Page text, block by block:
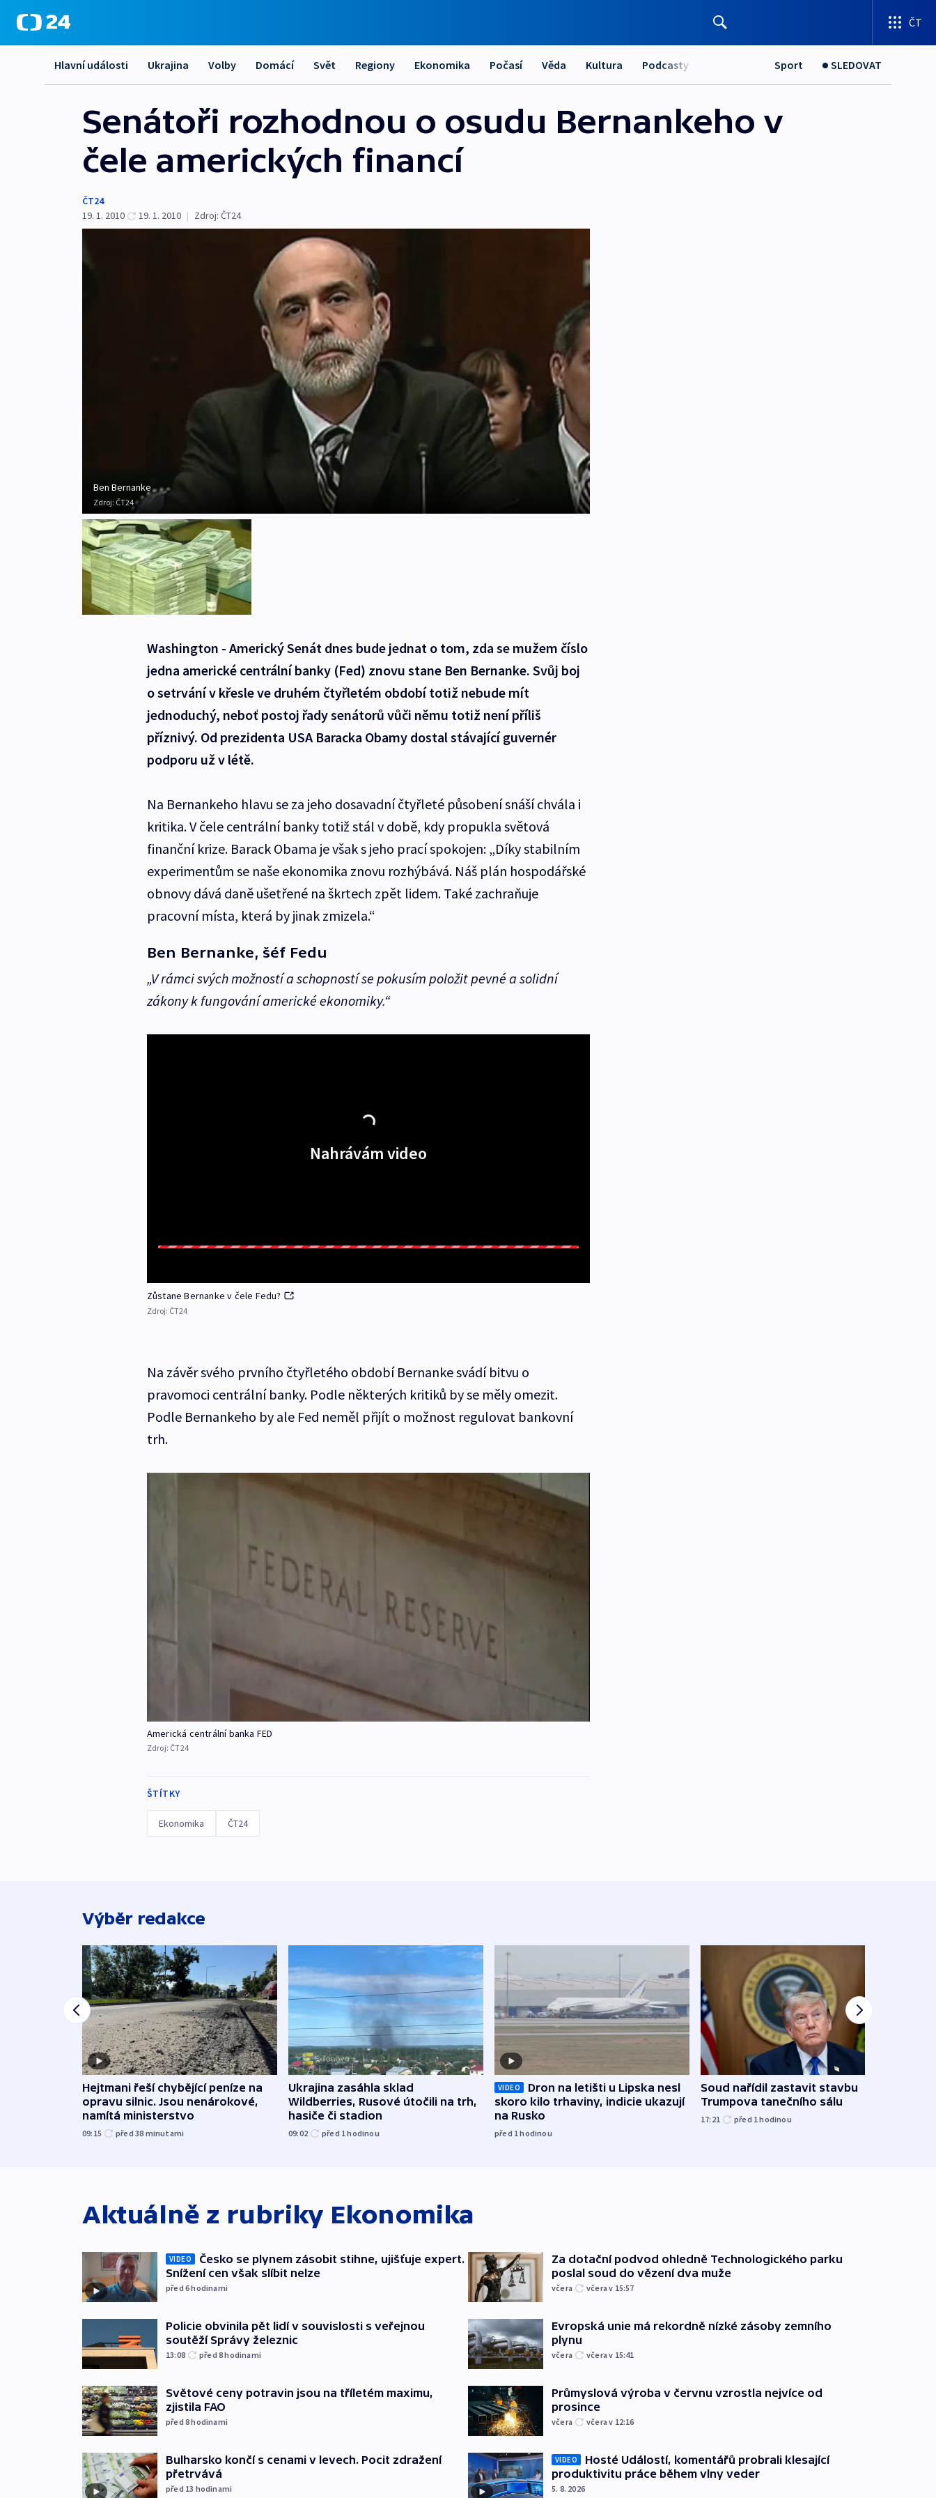
ČT
Hlavní události Ukrajina Volby Domácí Svět Regiony Ekonomika Počasí Věda Kultura Podcasty Sport SLEDOVAT
Senátoři rozhodnou o osudu Bernankeho v
čele amerických financí
ČT24
19. 1. 2010
19. 1. 2010 | Zdroj: ČT24
Ben Bernanke
Zdroj: ČT24
Washington - Americký Senát dnes bude jednat o tom, zda se mužem číslo
jedna americké centrální banky (Fed) znovu stane Ben Bernanke. Svůj boj
o setrvání v křesle ve druhém čtyřletém období totiž nebude mít
jednoduchý, neboť postoj řady senátorů vůči němu totiž není příliš
příznivý. Od prezidenta USA Baracka Obamy dostal stávající guvernér
podporu už v létě.
Na Bernankeho hlavu se za jeho dosavadní čtyřleté působení snáší chvála i
kritika. V čele centrální banky totiž stál v době, kdy propukla světová
finanční krize. Barack Obama je však s jeho prací spokojen: „Díky stabilním
experimentům se naše ekonomika znovu rozhýbává. Náš plán hospodářské
obnovy dává daně ušetřené na škrtech zpět lidem. Také zachraňuje
pracovní místa, která by jinak zmizela.“
Ben Bernanke, šéf Fedu
„V rámci svých možností a schopností se pokusím položit pevné a solidní
zákony k fungování americké ekonomiky.“
Nahrávám video
Zůstane Bernanke v čele Fedu?
Zdroj: ČT24
Na závěr svého prvního čtyřletého období Bernanke svádí bitvu o
pravomoci centrální banky. Podle některých kritiků by se měly omezit.
Podle Bernankeho by ale Fed neměl přijít o možnost regulovat bankovní
trh.
Americká centrální banka FED
Zdroj: ČT24
ŠTÍTKY
Ekonomika ČT24
Výběr redakce
Hejtmani řeší chybějící peníze na
opravu silnic. Jsou nenárokové,
namítá ministerstvo
09:15 před 38 minutami
Ukrajina zasáhla sklad
Wildberries, Rusové útočili na trh,
hasiče či stadion
09:02 před 1hodinou
VIDEO
Dron na letišti u Lipska nesl
skoro kilo trhaviny, indicie ukazují
na Rusko
před 1hodinou
Soud nařídil zastavit stavbu
Trumpova tanečního sálu
17:21 před 1hodinou
Aktuálně z rubriky Ekonomika
VIDEO
Česko se plynem zásobit stihne, ujišťuje expert.
Snížení cen však slíbit nelze
před 6hodinami
Policie obvinila pět lidí v souvislosti s veřejnou
soutěží Správy železnic
13:08 před 8hodinami
Světové ceny potravin jsou na tříletém maximu,
zjistila FAO
před 8hodinami
Bulharsko končí s cenami v levech. Pocit zdražení
přetrvává
před 13 hodinami
Za dotační podvod ohledně Technologického parku
poslal soud do vězení dva muže
včera včera v 15:57
Evropská unie má rekordně nízké zásoby zemního
plynu
včera včera v 15:41
Průmyslová výroba v červnu vzrostla nejvíce od
prosince
včera včera v 12:16
VIDEO
Hosté Událostí, komentářů probrali klesající
produktivitu práce během vlny veder
5. 8. 2026